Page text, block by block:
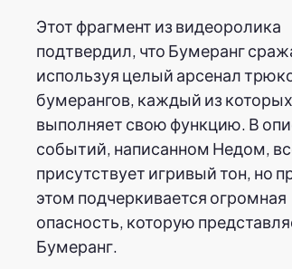
Этот фрагмент из видеоролика
подтвердил, что Бумеранг
используя целый арсенал
бумерангов, каждый из которых
выполняет свою функцию. В
событий, написанном Недом,
присутствует игривый тон, но
этом подчеркивается огромная
опасность, которую
Бумеранг.